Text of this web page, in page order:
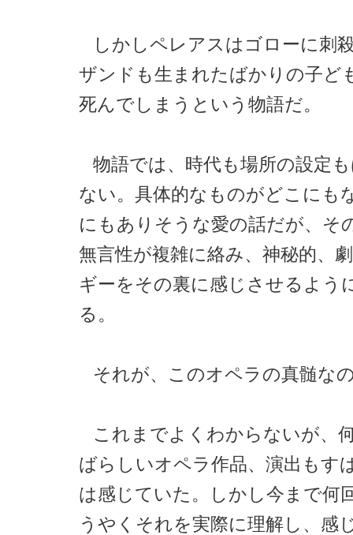
しかしペレアスはゴローに刺
ザンドも生まれたばかりの子ど
死んでしまうという物語だ。
物語では、時代も場所の設定
ない。具体的なものがどこにも
にもありそうな愛の話だが、そ
無言性が複雑に絡み、神秘的、
ギーをその裏に感じさせるよう
る。
それが、このオペラの真髄な
これまでよくわからないが、
ばらしいオペラ作品、演出もす
は感じていた。しかし今まで何
うやくそれを実際に理解し、感